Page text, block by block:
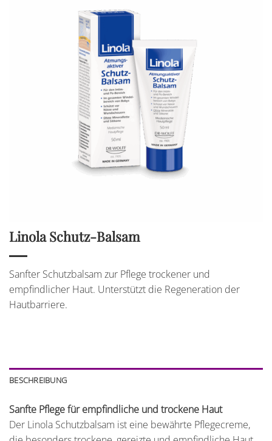
Linola Schutz-Balsam
Sanfter Schutzbalsam zur Pflege trockener und
empfindlicher Haut. Unterstützt die Regeneration der
Hautbarriere.
BESCHREIBUNG
Sanfte Pflege für empfindliche und trockene Haut
Der Linola Schutzbalsam ist eine bewährte Pflegecreme,